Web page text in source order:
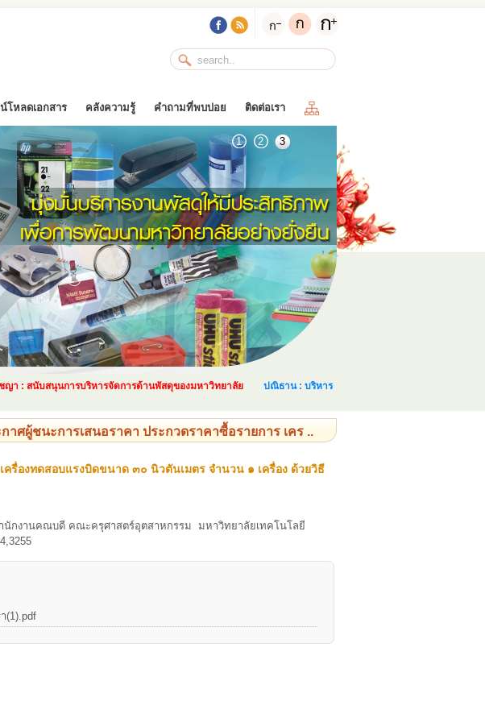
โหลดเอกสาร คลังความรู้ คำถามที่พบบ่อย ติดต่อเรา
1 2 3
: สนับสนุนการบริหารจัดการด้านพัสดุของมหาวิทยาลัย ปณิธาน : บริหารและจัดการด้านพัสดุอย่างเป็นระบบ และเ
าศผู้ชนะการเสนอราคา ประกวดราคาซื้อรายการ เคร ..
รื่องทดสอบแรงบิดขนาด ๓๐ นิวตันเมตร จำนวน ๑ เครื่อง ด้วยวิธี
นักงานคณบดี คณะครุศาสตร์อุตสาหกรรม มหาวิทยาลัยเทคโนโลยี
(1).pdf